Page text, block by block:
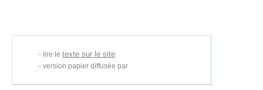
lire le texte sur le site
version papier diffusée par